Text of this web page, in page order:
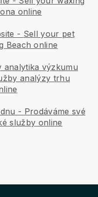
online
- Sell your pet
Beach online
analytika výzkumu
analýzy trhu
- Prodáváme své
služby online